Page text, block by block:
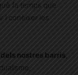
fa temps que
i conèixer les
nostres barris